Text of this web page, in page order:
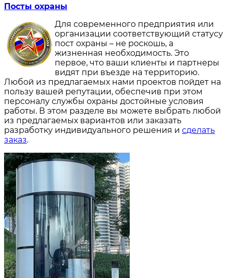
Посты охраны
Для современного предприятия или
организации соответствующий статусу
пост охраны – не роскошь, а
жизненная необходимость. Это
первое, что ваши клиенты и партнеры
видят при въезде на территорию.
Любой из предлагаемых нами проектов пойдет на
пользу вашей репутации, обеспечив при этом
персоналу службы охраны достойные условия
работы. В этом разделе вы можете выбрать любой
из предлагаемых вариантов или заказать
разработку индивидуального решения и сделать
заказ.